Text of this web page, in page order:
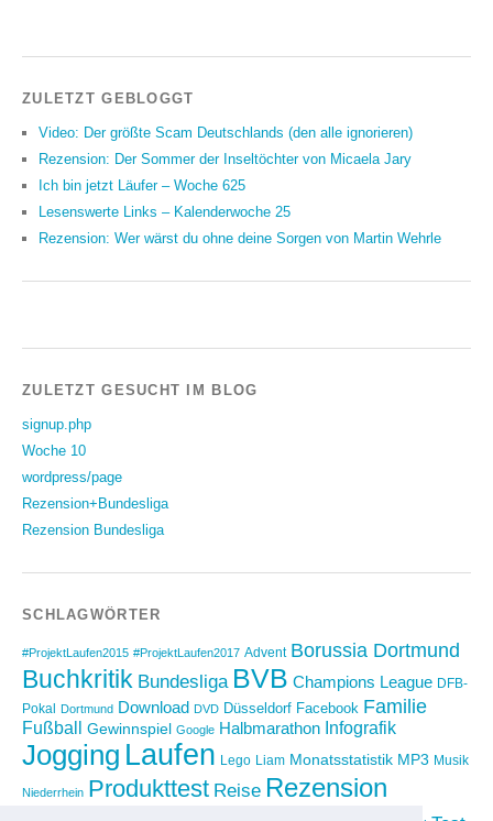
ZULETZT GEBLOGGT
Video: Der größte Scam Deutschlands (den alle ignorieren)
Rezension: Der Sommer der Inseltöchter von Micaela Jary
Ich bin jetzt Läufer – Woche 625
Lesenswerte Links – Kalenderwoche 25
Rezension: Wer wärst du ohne deine Sorgen von Martin Wehrle
ZULETZT GESUCHT IM BLOG
signup.php
Woche 10
wordpress/page
Rezension+Bundesliga
Rezension Bundesliga
SCHLAGWÖRTER
#ProjektLaufen2015 #ProjektLaufen2017 Advent Borussia Dortmund
Buchkritik Bundesliga BVB Champions League DFB-
Pokal
Dortmund Download DVD Düsseldorf Facebook Familie
Fußball Gewinnspiel Google Halbmarathon Infografik
Jogging Laufen Lego Liam Monatsstatistik MP3 Musik
Niederrhein Produkttest Reise Rezension